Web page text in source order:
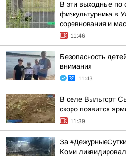
В эти выходные по
физкультурника в
соревнования и
11:46
Безопасность
внимания
11:43
В селе Выльгорт
скоро появится
11:39
За
Коми